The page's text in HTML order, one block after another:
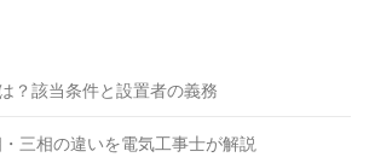
？該当条件と設置者の義務
三相の違いを電気工事士が解説